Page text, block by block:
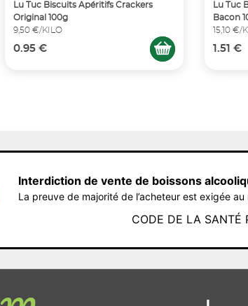
Lu Tuc Biscuits Apéritifs Crackers
Original 100g
9,50 €/KILO
0.95 €
Lu Tuc
Bacon
15,10 €/
1.51 €
Interdiction de vente de boissons
La preuve de majorité de l’acheteur est exigée
CODE DE LA SANTÉ